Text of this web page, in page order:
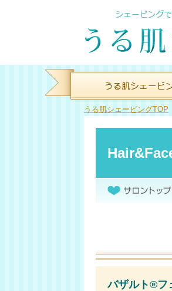
うる肌シェービングTOP
バザルト®フ